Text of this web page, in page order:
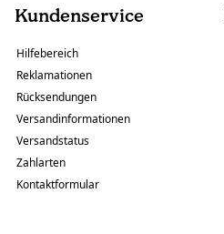
Kundenservice
Hilfebereich
Reklamationen
Rücksendungen
Versandinformationen
Versandstatus
Zahlarten
Kontaktformular